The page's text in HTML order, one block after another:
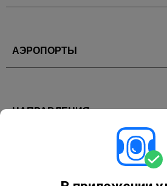
АЭРОПОРТЫ
НАПРАВЛЕНИЯ